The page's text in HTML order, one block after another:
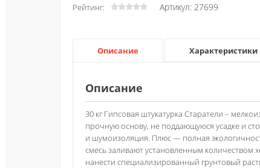
Рейтинг: Артикул: 27699
Описание Характеристики
Описание
30 кг Гипсовая штукатурка Старатели –
прочную основу, не поддающуюся усадке и
и шумоизоляция. Плюс — полная
смесь заливают установленным количеством
нанести специализированный грунтовый